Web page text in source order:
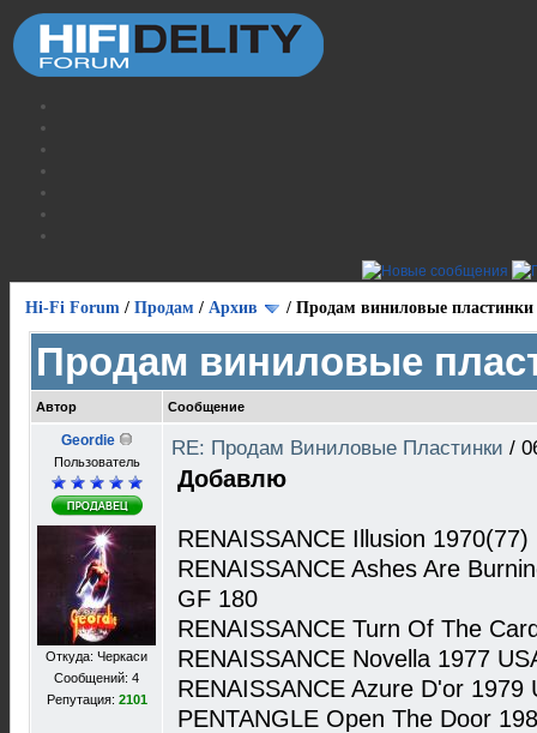
Hi-Fi Forum / Продам / Архив / Продам виниловые пластинки
Продам виниловые
Автор Сообщение
Geordie
Пользователь
Откуда: Черкаси
Сообщений: 4
Репутация: 2101
RE: Продам Виниловые Пластинки /
Добавлю
RENAISSANCE Illusion
RENAISSANCE Ashes Are
GF 180
RENAISSANCE Turn Of The
RENAISSANCE Novella 1977
RENAISSANCE Azure D'or
PENTANGLE Open The Door